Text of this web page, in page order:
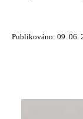
Publikováno: 09. 06.